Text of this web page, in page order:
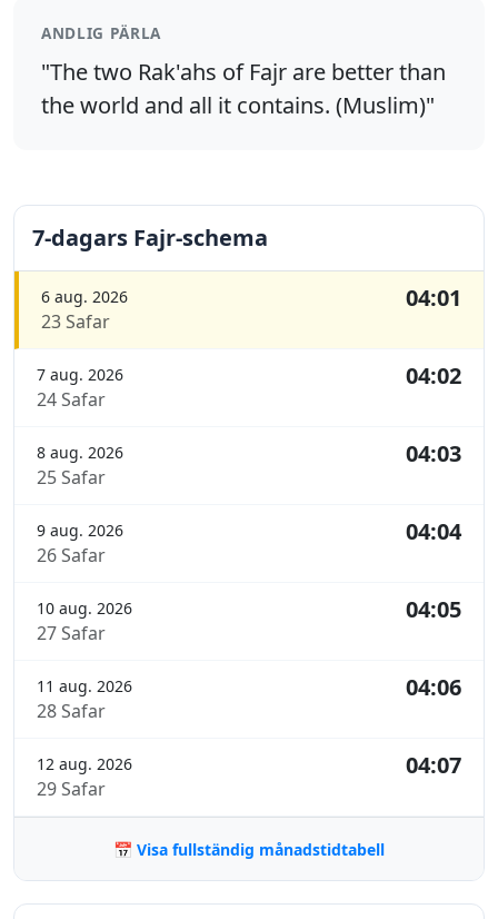
ANDLIG PÄRLA
"The two Rak'ahs of Fajr are better than
the world and all it contains. (Muslim)"
7-dagars Fajr-schema
6 aug. 2026
23 Safar
04:01
7 aug. 2026
24 Safar
04:02
8 aug. 2026
25 Safar
04:03
9 aug. 2026
26 Safar
04:04
10 aug. 2026
27 Safar
04:05
11 aug. 2026
28 Safar
04:06
12 aug. 2026
29 Safar
04:07
📅 Visa fullständig månadstidtabell